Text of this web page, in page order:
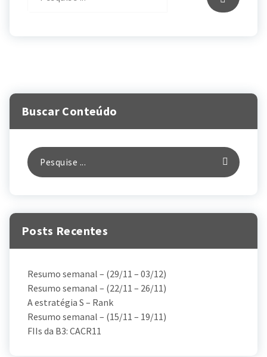
Buscar Conteúdo
Posts Recentes
Resumo semanal – (29/11 – 03/12)
Resumo semanal – (22/11 – 26/11)
A estratégia S – Rank
Resumo semanal – (15/11 – 19/11)
FIIs da B3: CACR11